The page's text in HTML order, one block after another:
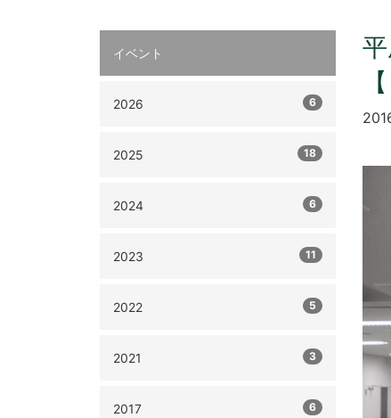
イベント
2026 6
2025 18
2024 6
2023 11
2022 5
2021 3
2017 6